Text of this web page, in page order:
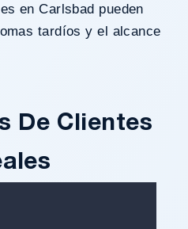
en Carlsbad pueden
tardíos y el alcance
De Clientes